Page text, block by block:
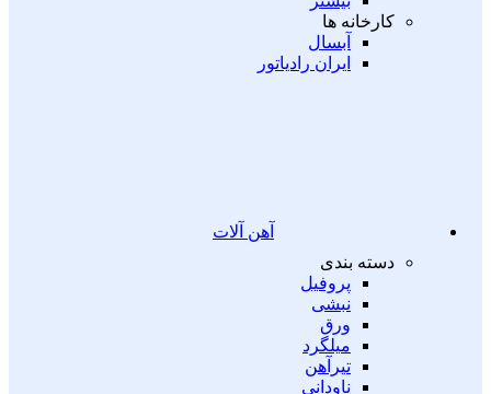
کارخانه ها
آبسال
ایران رادیاتور
آهن آلات
دسته بندی
پروفیل
نبشی
ورق
میلگرد
تیرآهن
ناودانی